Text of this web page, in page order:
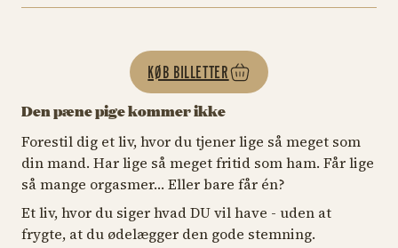
Den pæne pige kommer ikke
Forestil dig et liv, hvor du tjener lige så meget som
din mand. Har lige så meget fritid som ham. Får lige
så mange orgasmer… Eller bare får én?
Et liv, hvor du siger hvad DU vil have - uden at
frygte, at du ødelægger den gode stemning.
KØB BILLETTER